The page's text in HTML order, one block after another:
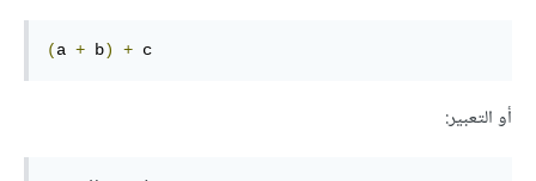
(a + b) + c
أو التعبير: